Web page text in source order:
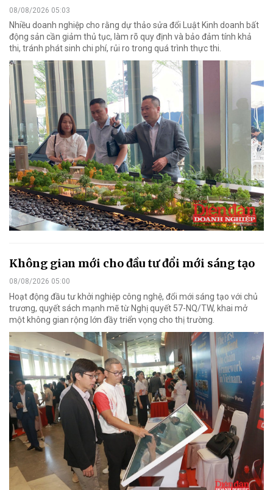
08/08/2026 05:03
Nhiều doanh nghiệp cho rằng dự thảo sửa đổi Luật Kinh doanh bất
động sản cần giảm thủ tục, làm rõ quy định và bảo đảm tính khả
thi, tránh phát sinh chi phí, rủi ro trong quá trình thực thi.
Không gian mới cho đầu tư đổi mới sáng tạo
08/08/2026 05:00
Hoạt động đầu tư khởi nghiệp công nghệ, đổi mới sáng tạo với chủ
trương, quyết sách mạnh mẽ từ Nghị quyết 57-NQ/TW, khai mở
một không gian rộng lớn đầy triển vọng cho thị trường.